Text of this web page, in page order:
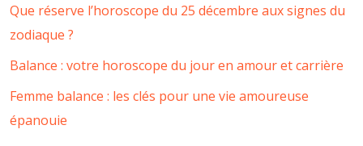
Que réserve l’horoscope du 25 décembre aux signes du
zodiaque ?
Balance : votre horoscope du jour en amour et carrière
Femme balance : les clés pour une vie amoureuse
épanouie